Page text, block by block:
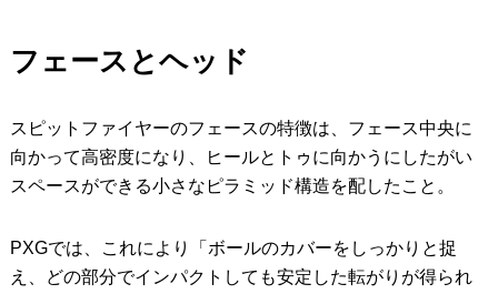
フェースとヘッド
スピットファイヤーのフェースの特徴は、フェース中央に
向かって高密度になり、ヒールとトゥに向かうにしたがい
スペースができる小さなピラミッド構造を配したこと。
PXGでは、これにより「ボールのカバーをしっかりと捉
え、どの部分でインパクトしても安定した転がりが得られ